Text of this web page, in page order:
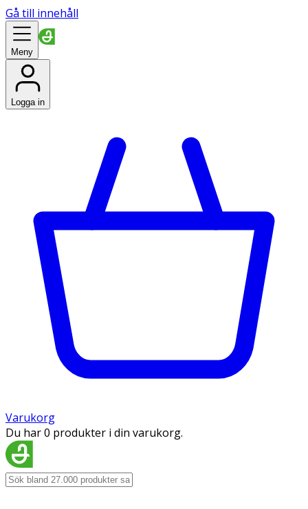
Gå till innehåll
Meny
Logga in
Varukorg
Du har 0 produkter i din varukorg.